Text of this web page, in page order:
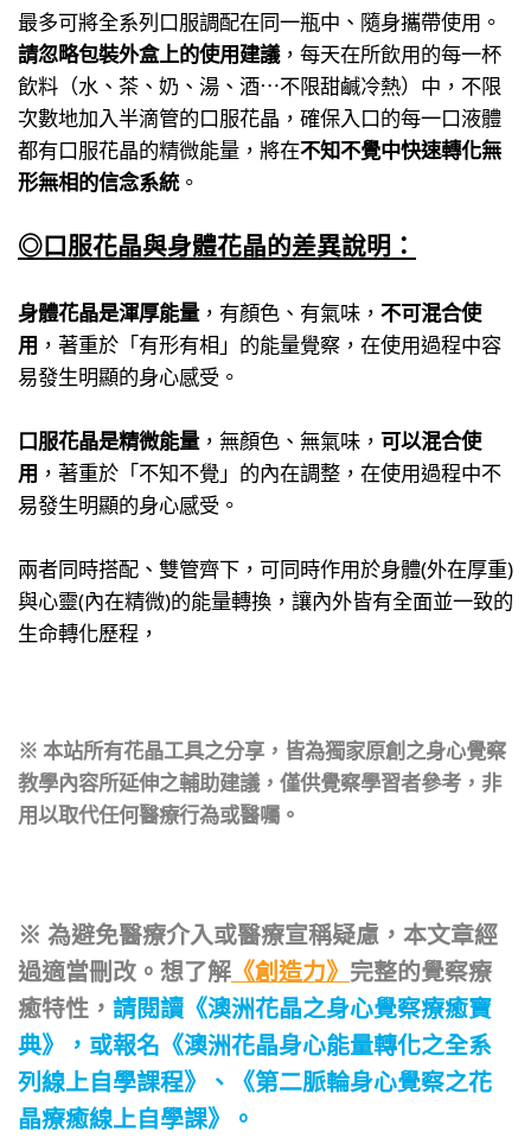
最多可將全系列口服調配在同一瓶中、隨身攜帶使用。
請忽略包裝外盒上的使用建議，每天在所飲用的每一杯
飲料（水、茶、奶、湯、酒⋯不限甜鹹冷熱）中，不限
次數地加入半滴管的口服花晶，確保入口的每一口液體
都有口服花晶的精微能量，將在不知不覺中快速轉化無
形無相的信念系統。
◎口服花晶與身體花晶的差異說明：
身體花晶是渾厚能量，有顏色、有氣味， 不可混合使
用 ，著重於「有形有相」的能量覺察，在使用過程中容
易發生明顯的身心感受。
口服花晶是精微能量，無顏色、無氣味， 可以混合使
用 ，著重於「不知不覺」的內在調整，在使用過程中不
易發生明顯的身心感受。
兩者同時搭配、雙管齊下，可同時作用於身體(外在厚重)
與心靈(內在精微)的能量轉換，讓內外皆有全面並一致的
生命轉化歷程，
※ 本站所有花晶工具之分享，皆為獨家原創之身心覺察
教學內容所延伸之輔助建議，僅供覺察學習者參考，非
用以取代任何醫療行為或醫囑。
※ 為避免醫療介入或醫療宣稱疑慮，本文章經
過適當刪改。想了解 《創造力》 完整的覺察療
癒特性， 請閱讀 《澳洲花晶之身心覺察療癒寶
典》
，或報名 《澳洲花晶身心能量轉化之全系
列線上自學課程》
、 《第二脈輪身心覺察之花
晶療癒線上自學課》
。